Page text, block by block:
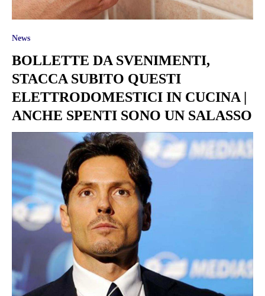
News
BOLLETTE DA SVENIMENTI,
STACCA SUBITO QUESTI
ELETTRODOMESTICI IN CUCINA |
ANCHE SPENTI SONO UN SALASSO